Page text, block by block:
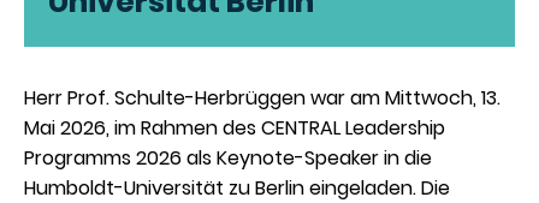
Herr Prof. Schulte-Herbrüggen war am Mittwoch, 13.
Mai 2026, im Rahmen des CENTRAL Leadership
Programms 2026 als Keynote-Speaker in die
Humboldt-Universität zu Berlin eingeladen. Die